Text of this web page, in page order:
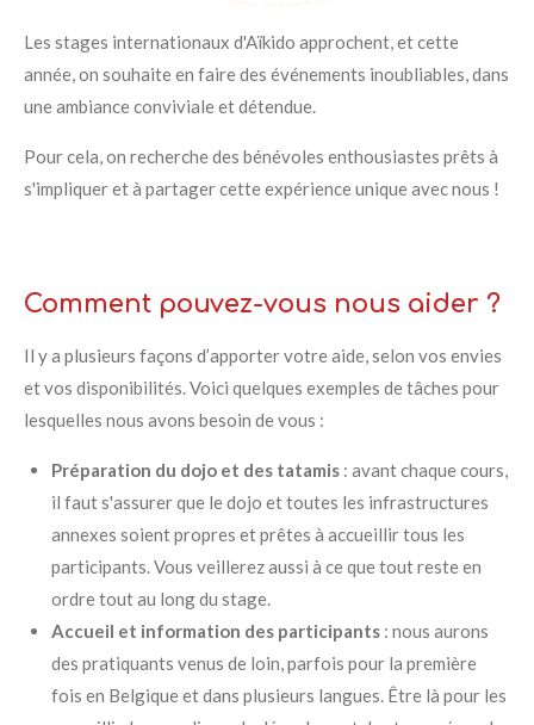
Les stages internationaux d'Aïkido approchent, et cette
année, on souhaite en faire des événements inoubliables, dans
une ambiance conviviale et détendue.
Pour cela, on recherche des bénévoles enthousiastes prêts à
s'impliquer et à partager cette expérience unique avec nous !
Comment pouvez-vous nous aider ?
Il y a plusieurs façons d’apporter votre aide, selon vos envies
et vos disponibilités. Voici quelques exemples de tâches pour
lesquelles nous avons besoin de vous :
Préparation du dojo et des tatamis: avant chaque cours,
il faut s'assurer que le dojo et toutes les infrastructures
annexes soient propres et prêtes à accueillir tous les
participants. Vous veillerez aussi à ce que tout reste en
ordre tout au long du stage.
Accueil et information des participants: nous aurons
des pratiquants venus de loin, parfois pour la première
fois en Belgique et dans plusieurs langues. Être là pour les